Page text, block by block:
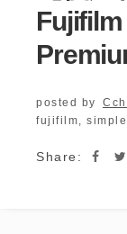
posted by
fujifilm,
Share: